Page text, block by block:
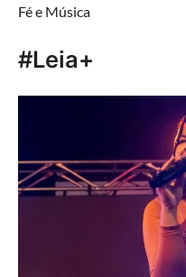
Fé e Música
#Leia+